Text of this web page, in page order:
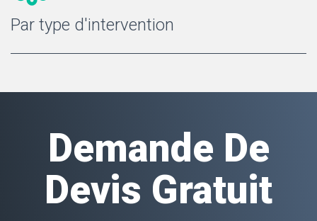
Par type d'intervention
Demande De
Devis Gratuit